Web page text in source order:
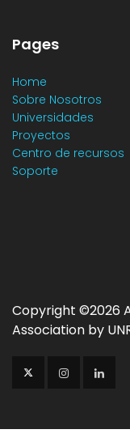
Pages
Home
Sobre Nosotros
Universidades
Proyectos
Centro de recursos
Soporte
Copyright ©2026
Association by